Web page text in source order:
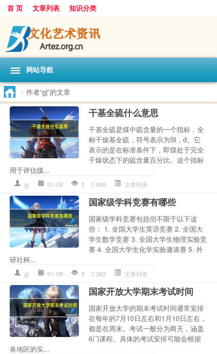
首 页 文章列表 知识分类
网站导航
> 作者“gj”的文章
干基全硫什么意思
干基全硫是煤中硫含量的一个指标，全
称干燥基全硫，符号表示为St，d。它
表示的是在标准条件下，即煤处于完全
干燥状态下的硫含量百分比。这个指标
用于评估煤...
gj 01-08 0 906 文章列表
国家级学科竞赛有哪些
国家级学科竞赛包括但不限于以下这
些： 1. 全国大学生英语竞赛 2. 全国大
学生数学竞赛 3. 全国大学生物理实验竞
赛 4. 全国大学生化学实验邀请赛 5. 外
研社杯...
gj 01-08 0 393 文章列表
国家开放大学期末考试时间
国家开放大学的期末考试时间通常安排
在每年的7月10日左右和1月10日左右，
都是在周末。考试一般分为两天，涵盖
6门课程。具体的考试安排可能会根据
各地区的实...